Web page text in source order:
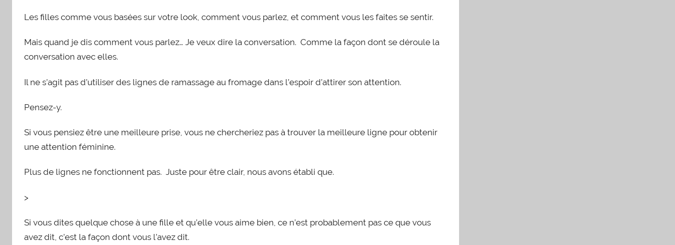
Les filles comme vous basées sur votre look, comment vous parlez, et comment vous les faites se sentir.
Mais quand je dis comment vous parlez… Je veux dire la conversation. Comme la façon dont se déroule la
conversation avec elles.
Il ne s’agit pas d’utiliser des lignes de ramassage au fromage dans l’espoir d’attirer son attention.
Pensez-y.
Si vous pensiez être une meilleure prise, vous ne chercheriez pas à trouver la meilleure ligne pour obtenir
une attention féminine.
Plus de lignes ne fonctionnent pas. Juste pour être clair, nous avons établi que.
>
Si vous dites quelque chose à une fille et qu’elle vous aime bien, ce n’est probablement pas ce que vous
avez dit, c’est la façon dont vous l’avez dit.